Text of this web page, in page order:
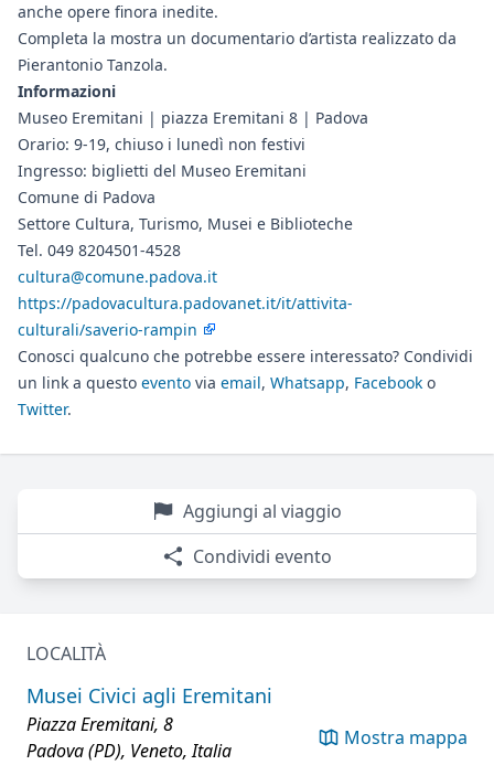
anche opere finora inedite.
Completa la mostra un documentario d’artista realizzato da
Pierantonio Tanzola.
Informazioni
Museo Eremitani | piazza Eremitani 8 | Padova
Orario: 9-19, chiuso i lunedì non festivi
Ingresso: biglietti del Museo Eremitani
Comune di Padova
Settore Cultura, Turismo, Musei e Biblioteche
Tel. 049 8204501-4528
cultura@comune.padova.it
https://padovacultura.padovanet.it/it/attivita-
culturali/saverio-rampin
Conosci qualcuno che potrebbe essere interessato? Condividi
un link a questo evento via email, Whatsapp, Facebook o
Twitter.
Aggiungi al viaggio
Condividi evento
LOCALITÀ
Musei Civici agli Eremitani
Piazza Eremitani, 8
Padova (PD), Veneto, Italia
Mostra mappa